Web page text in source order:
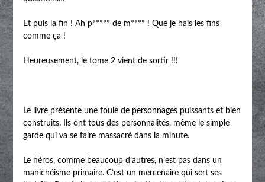
Et puis la fin ! Ah p***** de m**** ! Que je hais les fins
comme ça !
Heureusement, le tome 2 vient de sortir !!!
Le livre présente une foule de personnages puissants et bien
construits. Ils ont tous des personnalités, même le simple
garde qui va se faire massacré dans la minute.
Le héros, comme beaucoup d’autres, n’est pas dans un
manichéisme primaire. C’est un mercenaire qui sert ses